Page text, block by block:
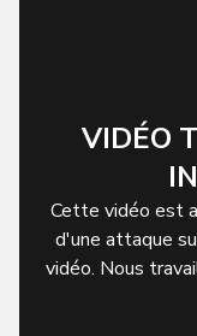
VIDÉO
Cette vidéo est
d'une attaque
vidéo. Nous